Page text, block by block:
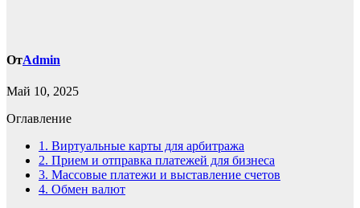
ОтAdmin
Май 10, 2025
Оглавление
1. Виртуальные карты для арбитража
2. Прием и отправка платежей для бизнеса
3. Массовые платежи и выставление счетов
4. Обмен валют